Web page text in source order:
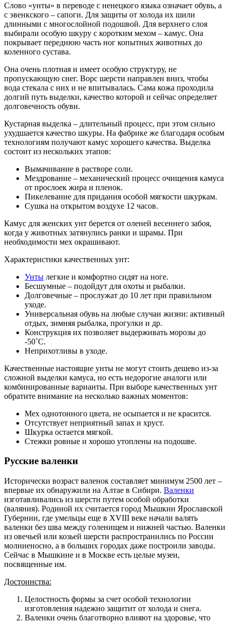
Слово «унты» в переводе с ненецкого языка означает обувь, а
с эвенкского – сапоги. Для защиты от холода их шили
длинными с многослойной подошвой. Для верхнего слоя
выбирали особую шкуру с коротким мехом – камус. Она
покрывает переднюю часть ног копытных животных до
коленного сустава.
Она очень плотная и имеет особую структуру, не
пропускающую снег. Ворс шерсти направлен вниз, чтобы
вода стекала с них и не впитывалась. Сама кожа проходила
долгий путь выделки, качество которой и сейчас определяет
долговечность обуви.
Кустарная выделка – длительный процесс, при этом сильно
ухудшается качество шкуры. На фабрике же благодаря особым
технологиям получают камус хорошего качества. Выделка
состоит из нескольких этапов:
Вымачивание в растворе соли.
Мездрование – механический процесс очищения камуса
от прослоек жира и пленок.
Пикелевание для придания особой мягкости шкуркам.
Сушка на открытом воздухе 12 часов.
Камус для женских унт берется от оленей весеннего забоя,
когда у животных затянулись ранки и шрамы. При
необходимости мех окрашивают.
Характеристики качественных унт:
Унты легкие и комфортно сидят на ноге.
Бесшумные – подойдут для охоты и рыбалки.
Долговечные – прослужат до 10 лет при правильном
уходе.
Универсальная обувь на любые случаи жизни: активный
отдых, зимняя рыбалка, прогулки и др.
Конструкция их позволяет выдерживать морозы до
-50˚С.
Неприхотливы в уходе.
Качественные настоящие унты не могут стоить дешево из-за
сложной выделки камуса, но есть недорогие аналоги или
комбинированные варианты. При выборе качественных унт
обратите внимание на несколько важных моментов:
Мех однотонного цвета, не осыпается и не красится.
Отсутствует неприятный запах и хруст.
Шкурка остается мягкой.
Стежки ровные и хорошо утоплены на подошве.
Русские валенки
Исторически возраст валенок составляет минимум 2500 лет –
впервые их обнаружили на Алтае в Сибири. Валенки
изготавливались из шерсти путем особой обработки
(валяния). Родиной их считается город Мышкин Ярославской
Губернии, где умельцы еще в XVIII веке начали валять
валенки без шва между голенищем и нижней частью. Валенки
из овечьей или козьей шерсти распространились по России
молниеносно, а в больших городах даже построили заводы.
Сейчас в Мышкине и в Москве есть целые музеи,
посвященные им.
Достоинства:
Целостность формы за счет особой технологии
изготовления надежно защитит от холода и снега.
Валенки очень благотворно влияют на здоровье, что